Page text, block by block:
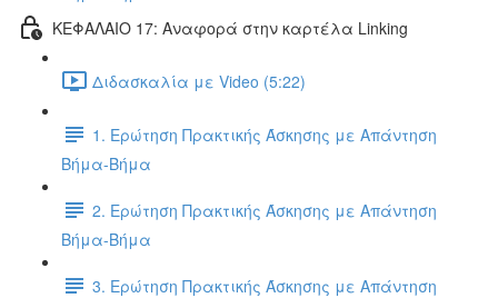
ΚΕΦΑΛΑΙΟ 17: Αναφορά στην καρτέλα Linking
Διδασκαλία με Video (5:22)
1. Ερώτηση Πρακτικής Άσκησης με Απάντηση
Βήμα-Βήμα
2. Ερώτηση Πρακτικής Άσκησης με Απάντηση
Βήμα-Βήμα
3. Ερώτηση Πρακτικής Άσκησης με Απάντηση